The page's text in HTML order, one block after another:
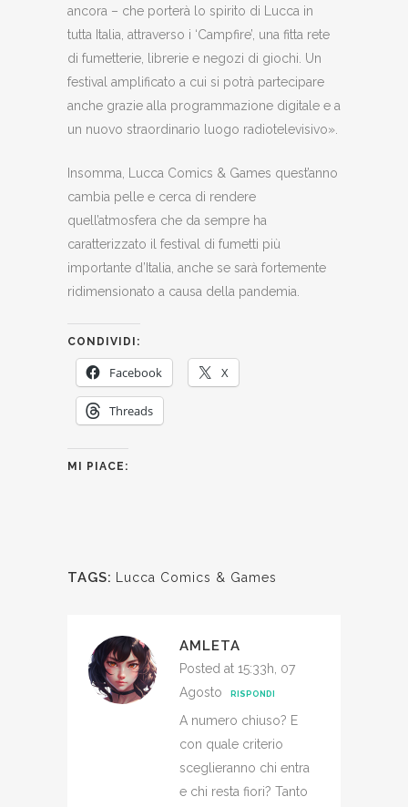
ancora – che porterà lo spirito di Lucca in
tutta Italia, attraverso i ‘Campfire’, una fitta rete
di fumetterie, librerie e negozi di giochi. Un
festival amplificato a cui si potrà partecipare
anche grazie alla programmazione digitale e a
un nuovo straordinario luogo radiotelevisivo».
Insomma, Lucca Comics & Games quest’anno
cambia pelle e cerca di rendere
quell’atmosfera che da sempre ha
caratterizzato il festival di fumetti più
importante d’Italia, anche se sarà fortemente
ridimensionato a causa della pandemia.
CONDIVIDI:
Facebook X
Threads
MI PIACE:
TAGS: Lucca Comics & Games
AMLETA
Posted at 15:33h, 07
Agosto
RISPONDI
A numero chiuso? E
con quale criterio
sceglieranno chi entra
e chi resta fiori? Tanto